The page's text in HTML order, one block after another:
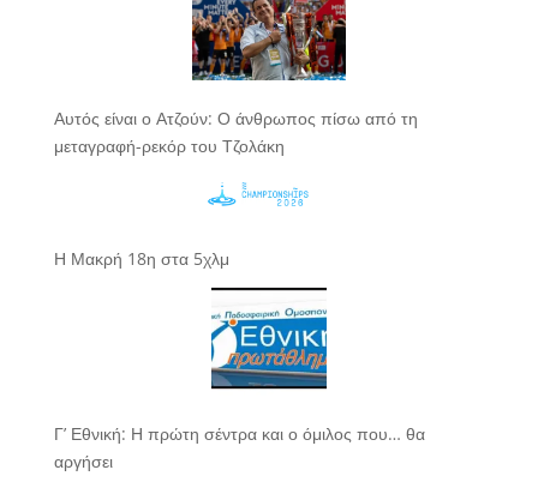
Αυτός είναι ο Ατζούν: Ο άνθρωπος πίσω από τη
μεταγραφή-ρεκόρ του Τζολάκη
Η Μακρή 18η στα 5χλμ
Γ’ Εθνική: Η πρώτη σέντρα και ο όμιλος που… θα
αργήσει